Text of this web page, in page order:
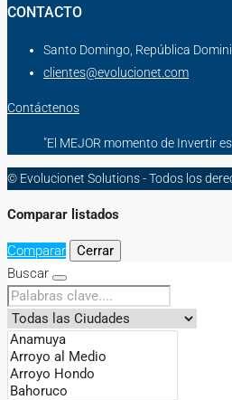
CONTACTO
Santo Domingo, República
clientes@evolucionet.com
Contáctenos
"El MEJOR momento de Invertir
© Evolucionet Solutions - Todos los
Comparar listados
Comparar
Cerrar
Buscar